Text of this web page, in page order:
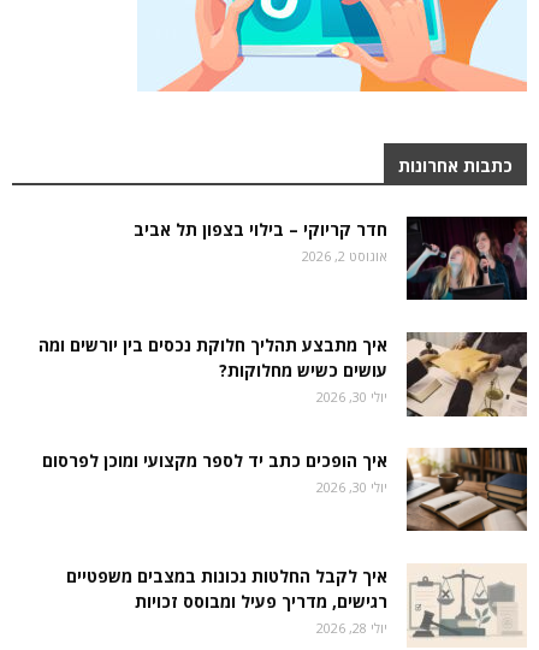
כתבות אחרונות
חדר קריוקי – בילוי בצפון תל אביב
אוגוסט 2, 2026
איך מתבצע תהליך חלוקת נכסים בין יורשים ומה
עושים כשיש מחלוקות?
יולי 30, 2026
איך הופכים כתב יד לספר מקצועי ומוכן לפרסום
יולי 30, 2026
איך לקבל החלטות נכונות במצבים משפטיים
רגישים, מדריך פעיל ומבוסס זכויות
יולי 28, 2026